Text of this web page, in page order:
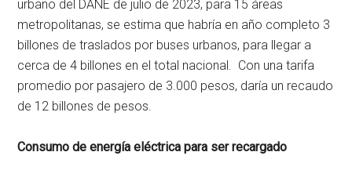
urbano del DANE de julio de 2023, para 15 áreas
metropolitanas, se estima que habría en año completo 3
billones de traslados por buses urbanos, para llegar a
cerca de 4 billones en el total nacional. Con una tarifa
promedio por pasajero de 3.000 pesos, daría un recaudo
de 12 billones de pesos.
Consumo de energía eléctrica para ser recargado